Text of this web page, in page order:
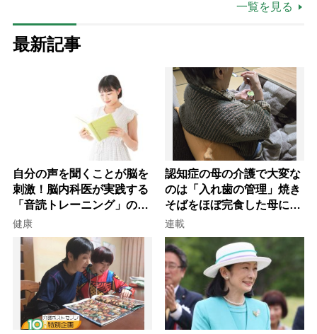
一覧を見る
最新記事
自分の声を聞くことが脳を
刺激！脳内科医が実践する
「音読トレーニング」の極
意
健康
認知症の母の介護で大変な
のは「入れ歯の管理」焼き
そばをほぼ完食した母に息
子が血の気が引いた理由
連載